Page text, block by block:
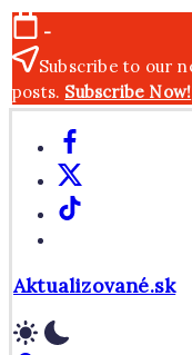
Skip
to
content
-
Subscribe to our
posts. Subscribe Now!
Facebook
X
TikTok
Aktualizované.sk